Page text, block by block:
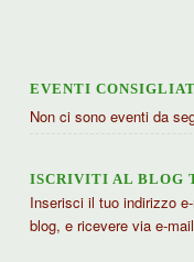
EVENTI
Non ci sono eventi da
ISCRIVITI AL BLOG
Inserisci il tuo indirizzo
blog, e ricevere via e-